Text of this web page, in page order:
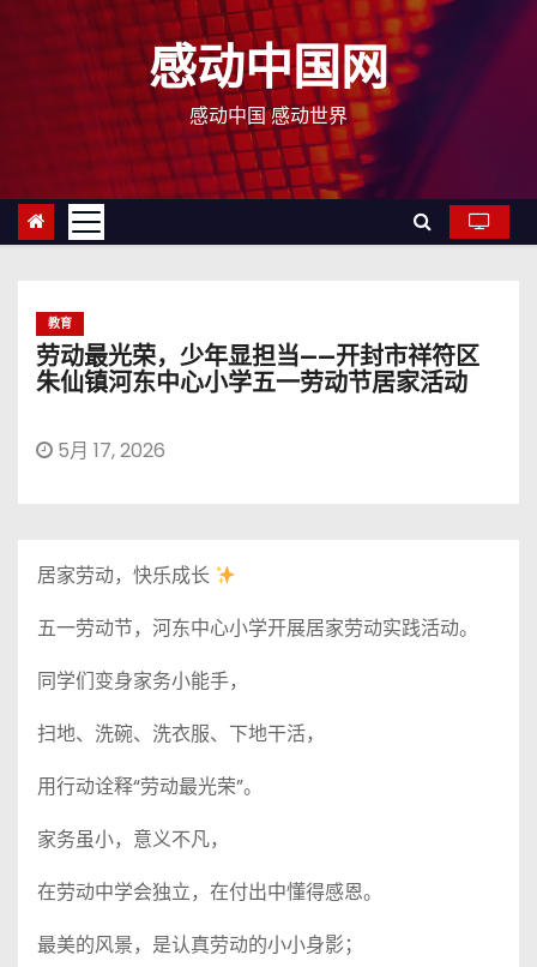
感动中国网
感动中国 感动世界
教育
劳动最光荣，少年显担当——开封市祥符区
朱仙镇河东中心小学五一劳动节居家活动
5月 17, 2026
居家劳动，快乐成长
五一劳动节，河东中心小学开展居家劳动实践活动。
同学们变身家务小能手，
扫地、洗碗、洗衣服、下地干活，
用行动诠释“劳动最光荣”。
家务虽小，意义不凡，
在劳动中学会独立，在付出中懂得感恩。
最美的风景，是认真劳动的小小身影；